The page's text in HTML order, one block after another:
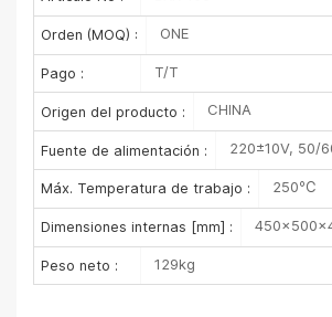
Orden (MOQ) : ONE
Pago : T/T
Origen del producto : CHINA
Fuente de alimentación : 220±10V, 50/
Máx. Temperatura de trabajo : 250℃
Dimensiones internas [mm] :
Peso neto : 129kg